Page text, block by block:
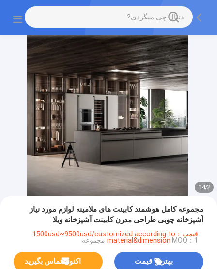
2
/
14
مجموعه کامل هوشمند کابینت های ملامینه لوازم مورد نیاز
آشپزخانه چوبی طراحی مدرن کابینت آشپزخانه ویلا
قیمت：1500usd~9500usd/customized according to
material&dimension MOQ：1 مجموعه
بهترین قیمت اکنون تماس بگیرید